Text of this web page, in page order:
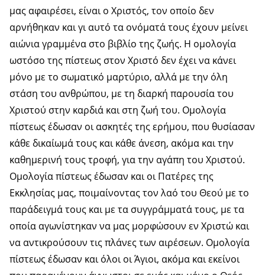
μας αφαιρέσει, είναι ο Χριστός, τον οποίο δεν
αρνήθηκαν και γι αυτό τα ονόματά τους έχουν μείνει
αιώνια γραμμένα στο βιβλίο της ζωής. Η ομολογία
ωστόσο της πίστεως στον Χριστό δεν έχει να κάνει
μόνο με το σωματικό μαρτύριο, αλλά με την όλη
στάση του ανθρώπου, με τη διαρκή παρουσία του
Χριστού στην καρδιά και στη ζωή του. Ομολογία
πίστεως έδωσαν οι ασκητές της ερήμου, που θυσίασαν
κάθε δικαίωμά τους και κάθε άνεση, ακόμα και την
καθημερινή τους τροφή, για την αγάπη του Χριστού.
Ομολογία πίστεως έδωσαν και οι Πατέρες της
Εκκλησίας μας, ποιμαίνοντας τον λαό του Θεού με το
παράδειγμά τους και με τα συγγράμματά τους, με τα
οποία αγωνίστηκαν να μας μορφώσουν εν Χριστώ και
να αντικρούσουν τις πλάνες των αιρέσεων. Ομολογία
πίστεως έδωσαν και όλοι οι Άγιοι, ακόμα και εκείνοι